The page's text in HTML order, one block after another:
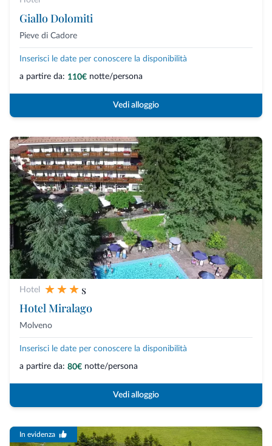
Giallo Dolomiti
Pieve di Cadore
Inserisci le date per conoscere la disponibilità
a partire da: 110€ notte/persona
Vedi alloggio
Hotel
s
Hotel Miralago
Molveno
Inserisci le date per conoscere la disponibilità
a partire da: 80€ notte/persona
Vedi alloggio
In evidenza